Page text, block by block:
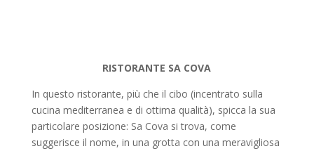
RISTORANTE SA COVA
In questo ristorante, più che il cibo (incentrato sulla
cucina mediterranea e di ottima qualità), spicca la sua
particolare posizione: Sa Cova si trova, come
suggerisce il nome, in una grotta con una meravigliosa